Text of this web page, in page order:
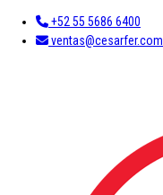
+52 55 5686 6400
ventas@cesarfer.com